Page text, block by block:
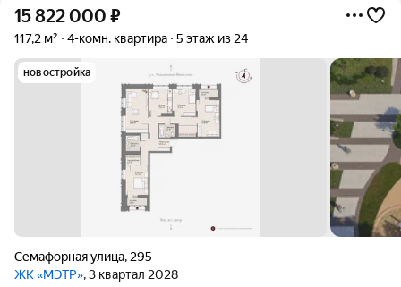
15 822 000 ₽
117,2 м² 4-комн. квартира 5 этаж из 24
новостройка
Семафорная улица, 295
ЖК «МЭТР», 3 квартал 2028